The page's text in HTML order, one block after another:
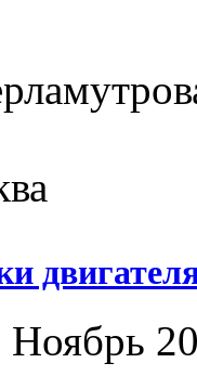
Ноябрь